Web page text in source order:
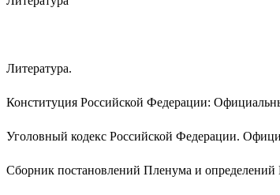
Литература.
Конституция Российской Федерации:
Уголовный кодекс Российской Федерации.
Сборник постановлений Пленума и